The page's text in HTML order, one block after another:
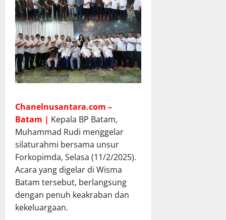
Chanelnusantara.com –
Batam | Kepala BP Batam,
Muhammad Rudi menggelar
silaturahmi bersama unsur
Forkopimda, Selasa (11/2/2025).
Acara yang digelar di Wisma
Batam tersebut, berlangsung
dengan penuh keakraban dan
kekeluargaan.